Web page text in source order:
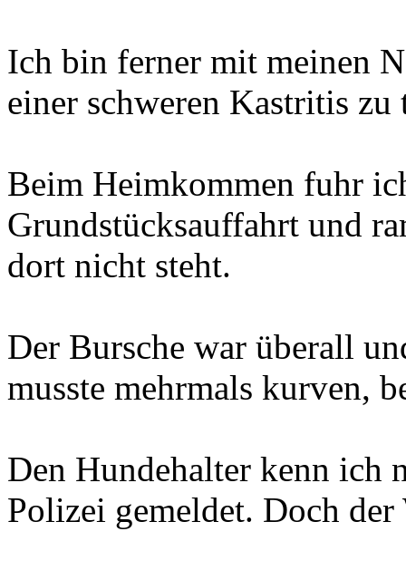
Ich bin ferner mit meinen
einer schweren Kastritis zu
Beim Heimkommen fuhr
Grundstücksauffahrt und
dort nicht steht.
Der Bursche war überall
musste mehrmals kurven,
Den Hundehalter kenn ich
Polizei gemeldet. Doch